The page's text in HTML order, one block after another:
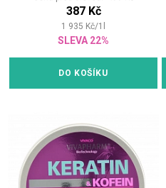
387 Kč
1 935 Kč/1
SLEVA 22%
DO KOŠÍKU